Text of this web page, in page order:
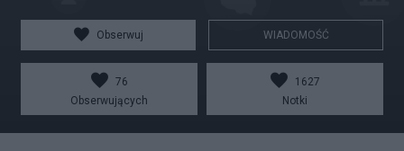
Obserwuj WIADOMOŚĆ
76
Obserwujących
1627
Notki